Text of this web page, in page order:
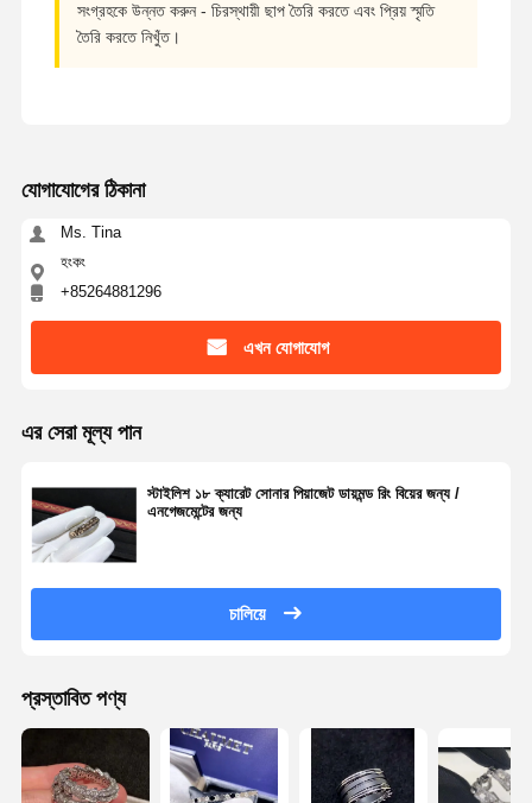
সংগ্রহকে উন্নত করুন - চিরস্থায়ী ছাপ তৈরি করতে এবং প্রিয় স্মৃতি
তৈরি করতে নিখুঁত।
যোগাযোগের ঠিকানা
Ms. Tina
হংকং
+85264881296
এখন যোগাযোগ
এর সেরা মূল্য পান
স্টাইলিশ ১৮ ক্যারেট সোনার পিয়াজেট ডায়মন্ড রিং বিয়ের জন্য /
এনগেজমেন্টের জন্য
চালিয়ে
প্রস্তাবিত পণ্য